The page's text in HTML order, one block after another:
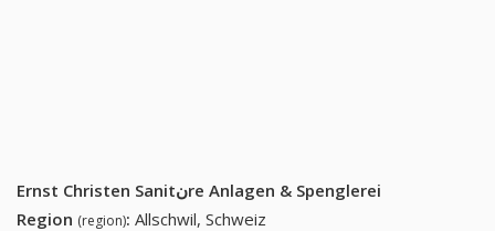
Ernst Christen Sanitنre Anlagen & Spenglerei
Region (region): Allschwil, Schweiz